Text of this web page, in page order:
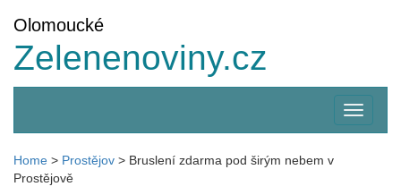
Olomoucké
Zelenenoviny.cz
menu
Home > Prostějov > Bruslení zdarma pod širým nebem v
Prostějově